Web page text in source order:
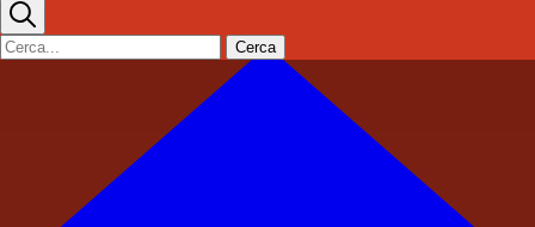
Cerca